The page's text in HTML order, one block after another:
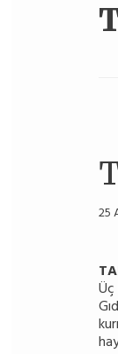
25